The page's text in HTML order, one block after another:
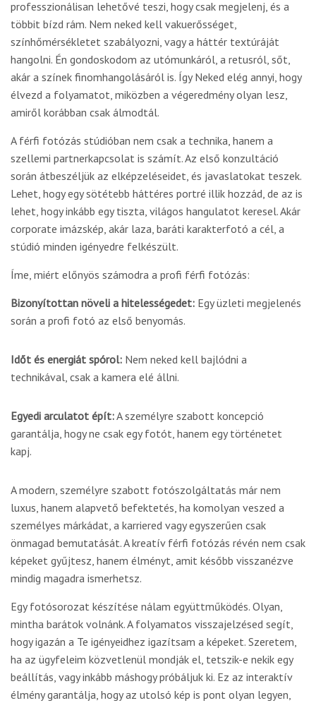
professzionálisan lehetővé teszi, hogy csak megjelenj, és a
többit bízd rám. Nem neked kell vakuerősséget,
színhőmérsékletet szabályozni, vagy a háttér textúráját
hangolni. Én gondoskodom az utómunkáról, a retusról, sőt,
akár a színek finomhangolásáról is. Így Neked elég annyi, hogy
élvezd a folyamatot, miközben a végeredmény olyan lesz,
amiről korábban csak álmodtál.
A férfi fotózás stúdióban nem csak a technika, hanem a
szellemi partnerkapcsolat is számít. Az első konzultáció
során átbeszéljük az elképzeléseidet, és javaslatokat teszek.
Lehet, hogy egy sötétebb háttéres portré illik hozzád, de az is
lehet, hogy inkább egy tiszta, világos hangulatot keresel. Akár
corporate imázskép, akár laza, baráti karakterfotó a cél, a
stúdió minden igényedre felkészült.
Íme, miért előnyös számodra a profi férfi fotózás:
Bizonyítottan növeli a hitelességedet: Egy üzleti megjelenés
során a profi fotó az első benyomás.
Időt és energiát spórol: Nem neked kell bajlódni a
technikával, csak a kamera elé állni.
Egyedi arculatot épít:A személyre szabott koncepció
garantálja, hogy ne csak egy fotót, hanem egy történetet
kapj.
A modern, személyre szabott fotószolgáltatás már nem
luxus, hanem alapvető befektetés, ha komolyan veszed a
személyes márkádat, a karriered vagy egyszerűen csak
önmagad bemutatását. A kreatív férfi fotózás révén nem csak
képeket gyűjtesz, hanem élményt, amit később visszanézve
mindig magadra ismerhetsz.
Egy fotósorozat készítése nálam együttműködés. Olyan,
mintha barátok volnánk. A folyamatos visszajelzésed segít,
hogy igazán a Te igényeidhez igazítsam a képeket. Szeretem,
ha az ügyfeleim közvetlenül mondják el, tetszik-e nekik egy
beállítás, vagy inkább máshogy próbáljuk ki. Ez az interaktív
élmény garantálja, hogy az utolsó kép is pont olyan legyen,